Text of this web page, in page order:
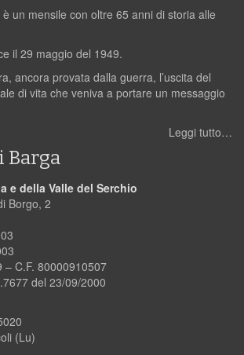
un mensile con oltre 65 anni di storia alle
il 29 maggio del 1949.
ancora provata dalla guerra, l’uscita del
di vita che veniva a portare un messaggio
Leggi tutto…
Barga
e della Valle del Serchio
Borgo, 2
– C.F. 80000910507
del 23/09/2000
(Lu)